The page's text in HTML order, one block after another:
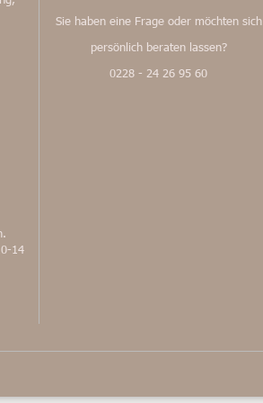
14
Sie haben eine Frage oder möchten sich
persönlich beraten lassen?
0228 - 24 26 95 60